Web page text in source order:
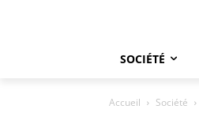
SOCIÉTÉ
Accueil Société